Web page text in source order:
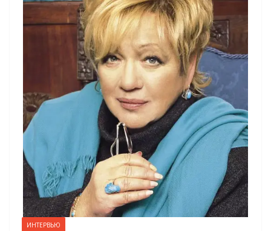
ИНТЕРВЬЮ